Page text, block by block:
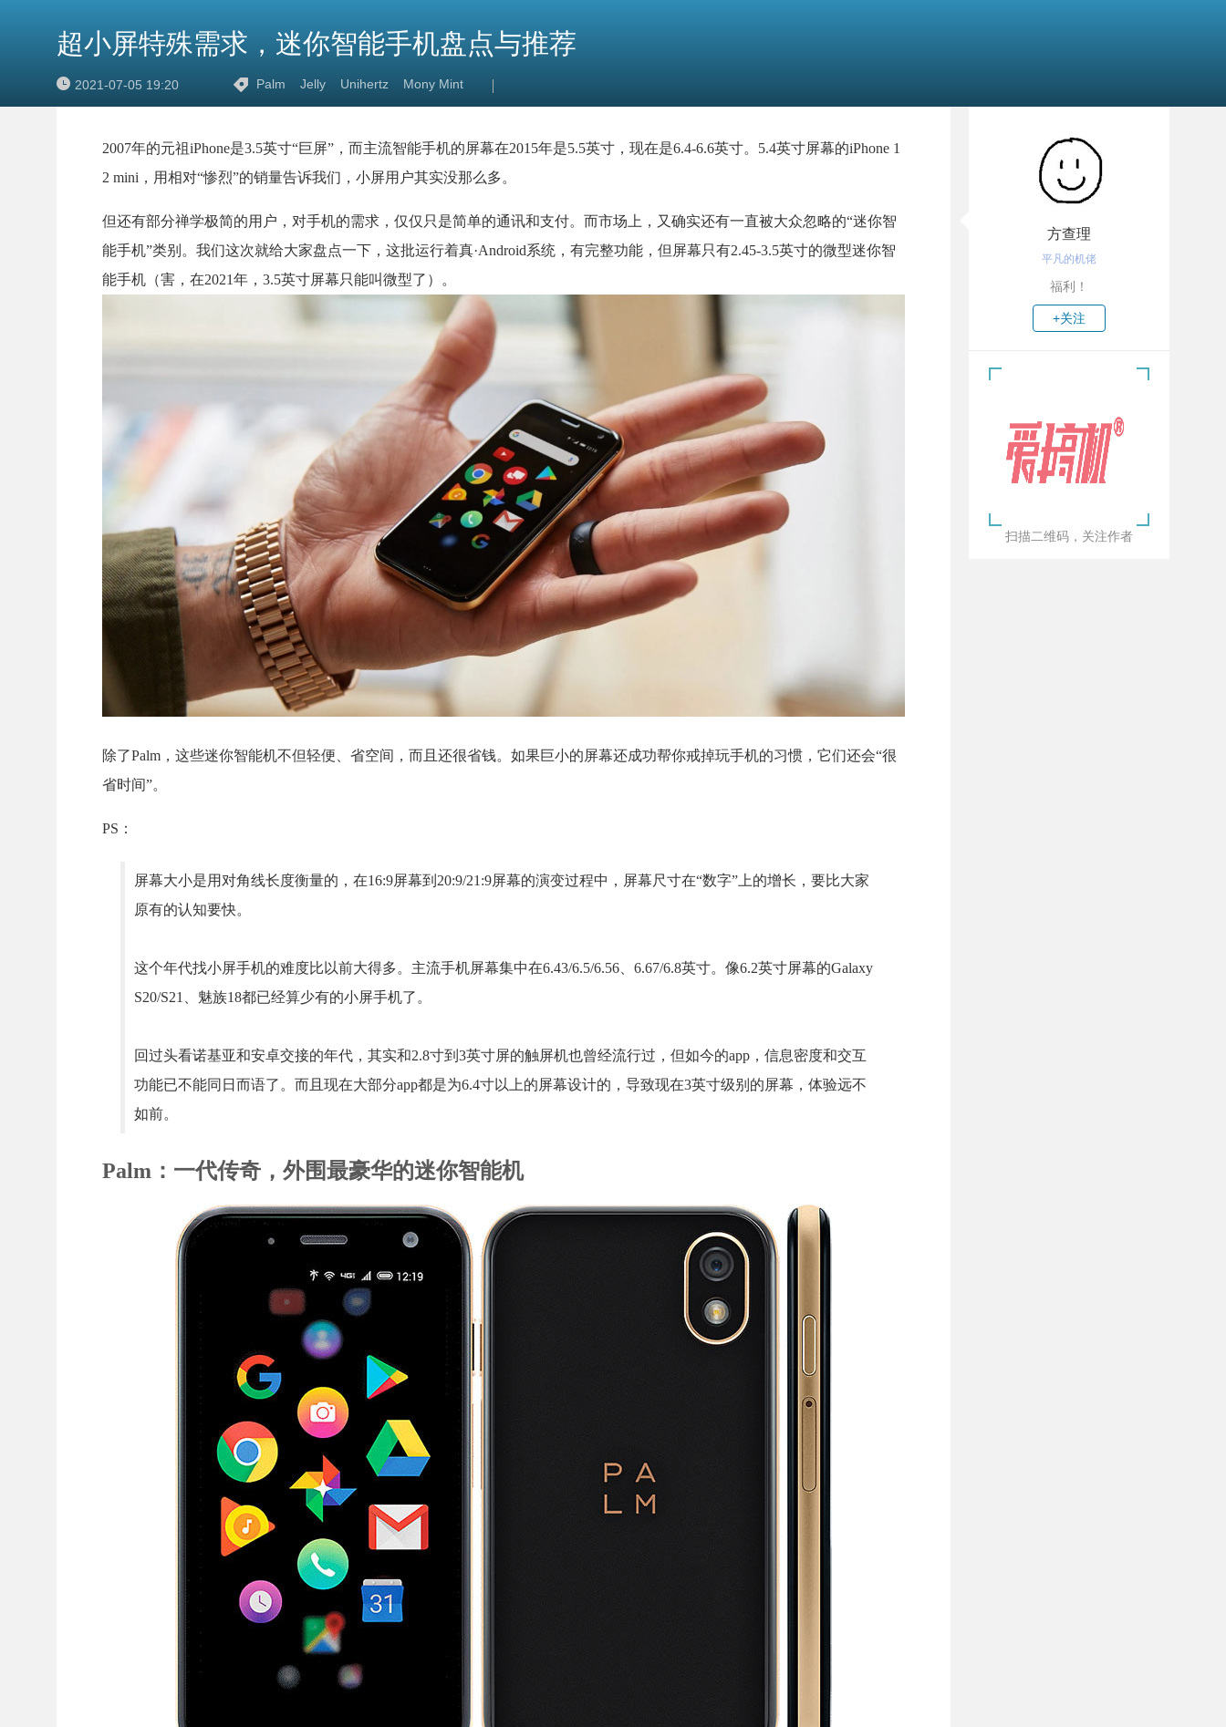
超小屏特殊需求，迷你智能手机盘点与推荐
2021-07-05 19:20 Palm Jelly Unihertz Mony Mint
2007年的元祖iPhone是3.5英寸“巨屏”，而主流智能手机的屏幕在2015年是5.5英寸，现在是6.4-6.6英寸。5.4英寸屏幕的iPhone 1
2 mini，用相对“惨烈”的销量告诉我们，小屏用户其实没那么多。
但还有部分禅学极简的用户，对手机的需求，仅仅只是简单的通讯和支付。而市场上，又确实还有一直被大众忽略的“迷你智
能手机”类别。我们这次就给大家盘点一下，这批运行着真·Android系统，有完整功能，但屏幕只有2.45-3.5英寸的微型迷你智
能手机（害，在2021年，3.5英寸屏幕只能叫微型了）。
除了Palm，这些迷你智能机不但轻便、省空间，而且还很省钱。如果巨小的屏幕还成功帮你戒掉玩手机的习惯，它们还会“很
省时间”。
PS：
屏幕大小是用对角线长度衡量的，在16:9屏幕到20:9/21:9屏幕的演变过程中，屏幕尺寸在“数字”上的增长，要比大家
原有的认知要快。
这个年代找小屏手机的难度比以前大得多。主流手机屏幕集中在6.43/6.5/6.56、6.67/6.8英寸。像6.2英寸屏幕的Galaxy
S20/S21、魅族18都已经算少有的小屏手机了。
回过头看诺基亚和安卓交接的年代，其实和2.8寸到3英寸屏的触屏机也曾经流行过，但如今的app，信息密度和交互
功能已不能同日而语了。而且现在大部分app都是为6.4寸以上的屏幕设计的，导致现在3英寸级别的屏幕，体验远不
如前。
Palm：一代传奇，外围最豪华的迷你智能机
方查理
平凡的机佬
福利！
+关注
扫描二维码，关注作者